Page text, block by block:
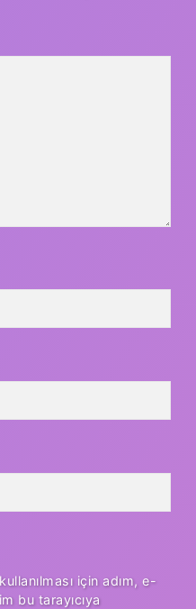
için adım, e-
bu tarayıcıya